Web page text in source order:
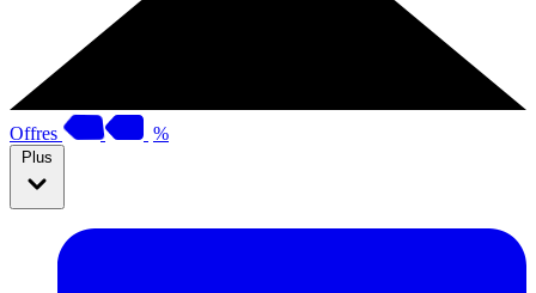
Offres %
Plus